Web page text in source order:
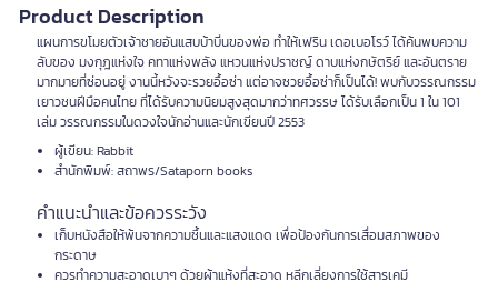
Product Description
แผนการขโมยตัวเจ้าชายอันแสบบ้าบิ่นของพ่อ ทำให้เฟริน เดอเบอโรว์ ได้ค้นพบความ
ลับของ มงกุฎแห่งใจ คทาแห่งพลัง แหวนแห่งปราชญ์ ดาบแห่งกษัตริย์ และอันตราย
มากมายที่ซ่อนอยู่ งานนี้หวังจะรวยอื้อซ่า แต่อาจซวยอื้อซ่าก็เป็นได้! พบกับวรรณกรรม
เยาวชนฝีมือคนไทย ที่ได้รับความนิยมสูงสุดมากว่าทศวรรษ ได้รับเลือกเป็น 1 ใน 101
เล่ม วรรณกรรมในดวงใจนักอ่านและนักเขียนปี 2553
ผู้เขียน: Rabbit
สำนักพิมพ์: สถาพร/Sataporn books
คำแนะนำและข้อควรระวัง
เก็บหนังสือให้พ้นจากความชื้นและแสงแดด เพื่อป้องกันการเสื่อมสภาพของ
กระดาษ
ควรทำความสะอาดเบาๆ ด้วยผ้าแห้งที่สะอาด หลีกเลี่ยงการใช้สารเคมี